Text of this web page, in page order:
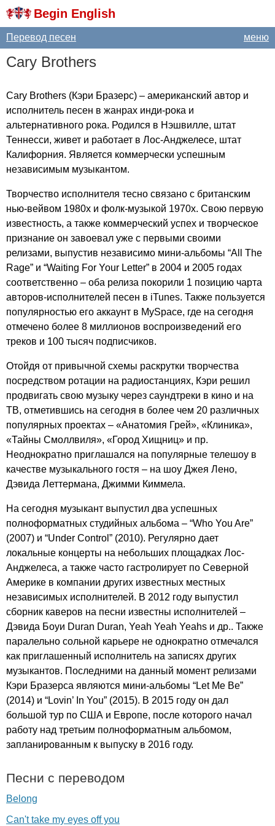
Begin English
меню
Перевод песен
Cary Brothers
Cary Brothers (Кэри Бразерс) – американский автор и
исполнитель песен в жанрах инди-рока и
альтернативного рока. Родился в Нэшвилле, штат
Теннесси, живет и работает в Лос-Анджелесе, штат
Калифорния. Является коммерчески успешным
независимым музыкантом.
Творчество исполнителя тесно связано с британским
нью-вейвом 1980х и фолк-музыкой 1970х. Свою первую
известность, а также коммерческий успех и творческое
признание он завоевал уже с первыми своими
релизами, выпустив независимо мини-альбомы “All
The
Rage” и “Waiting For Your Letter” в 2004 и 2005 годах
соответственно – оба релиза покорили 1 позицию чарта
авторов-исполнителей песен в iTunes. Также пользуется
популярностью его аккаунт в MySpace, где на сегодня
отмечено более 8 миллионов воспроизведений его
треков и 100 тысяч подписчиков.
Отойдя от привычной схемы раскрутки творчества
посредством ротации на радиостанциях, Кэри решил
продвигать свою музыку через саундтреки в кино и на
ТВ, отметившись на сегодня в более чем 20 различных
популярных проектах – «Анатомия Грей», «Клиника»,
«Тайны Смоллвиля», «Город Хищниц» и пр.
Неоднократно приглашался на популярные телешоу в
качестве музыкального гостя – на шоу Джея Лено,
Дэвида Леттермана, Джимми Киммела.
На сегодня музыкант выпустил два успешных
полноформатных студийных альбома – “Who You Are”
(2007) и “Under Control ” (2010). Регулярно дает
локальные концерты на небольших площадках Лос-
Анджелеса, а также часто гастролирует по Северной
Америке в компании других известных местных
независимых исполнителей. В 2012 году выпустил
сборник каверов на песни известны исполнителей –
Дэвида Боуи Duran Duran, Yeah Yeah Yeahs и др.. Также
паралельно сольной карьере не однократно отмечался
как приглашенный исполнитель на записях других
музыкантов. Последними на данный момент релизами
Кэри Бразерса являются мини-альбомы “Let Me Be”
(2014) и “Lovin’ In You” (2015). В 2015 году он дал
большой тур по США и Европе, после которого начал
работу над третьим полноформатным альбомом,
запланированным к выпуску в 2016 году.
Песни с переводом
Belong
Can't take my eyes off you